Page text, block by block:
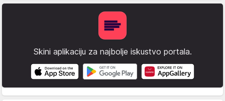
Skini aplikaciju za najbolje iskustvo portala.